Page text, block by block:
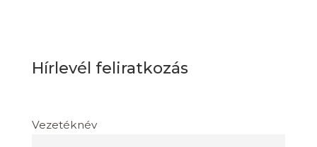
Hírlevél feliratkozás
Vezetéknév